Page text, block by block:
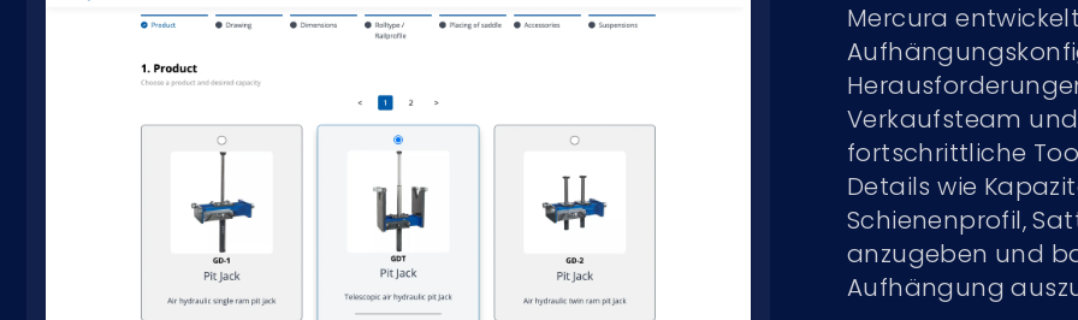
Mercura
Verkaufsteam
fortschrittliche
Details wie
Schienenprofil,
anzugeben und
Aufhängung